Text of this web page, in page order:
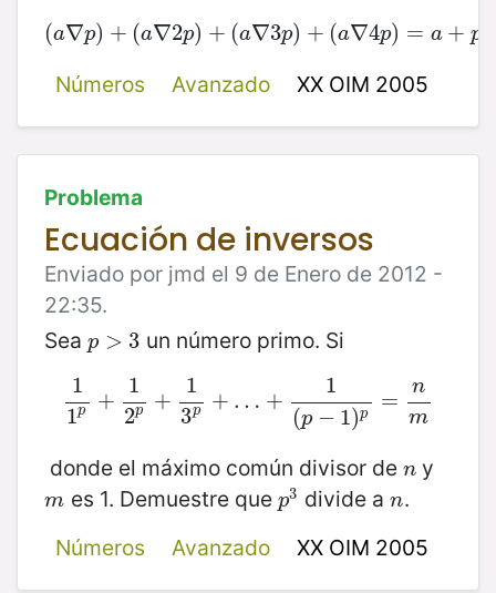
(a∇p) + (a∇2p) + (a∇3p) + (a∇4p) = a + p
(a ∇p )+(a∇2 p)+(a∇3p) +( a∇4p)= a+ p.
Números
Avanzado XX OIM 2005
Problema
Ecuación de inversos
Enviado por jmd el 9 de Enero de 2012 -
22:35.
Sea p > 3
p >3
un número primo. Si
1
1p +
1
2p +
1
3p + … +
1
(p − 1)p =
n
m
11 p+1 2p+1 3p + … +1 (p−1)p=n m
donde el máximo común divisor de n
n y
m
m es 1. Demuestre que p3
p3 divide an
n.
Números
Avanzado XX OIM 2005